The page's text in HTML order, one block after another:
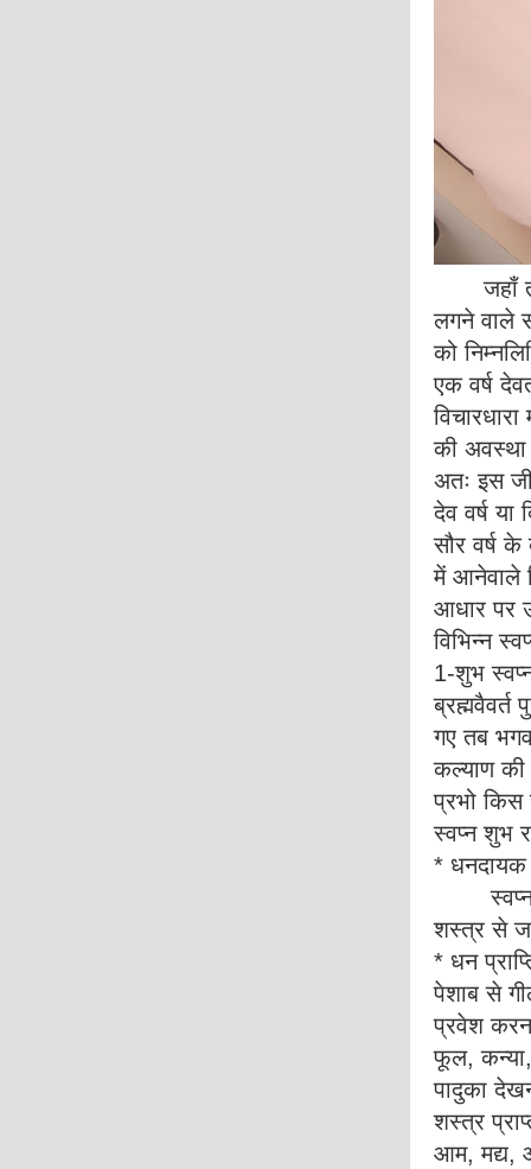
जहाँ तक
लगने वाले
को
एक वर्ष
की अवस्था
अतः इस
देव वर्ष
सौर वर्ष
में आनेवाले
आधार पर
विभिन्न
1-शुभ
गए तब
कल्याण
प्रभो
स्वप्न शुभ
* धनदायक
स्वप्न में
शस्त्र से
* धन
पेशाब से
प्रवेश
फूल,
पादुका
शस्त्र
आम, मद्य,